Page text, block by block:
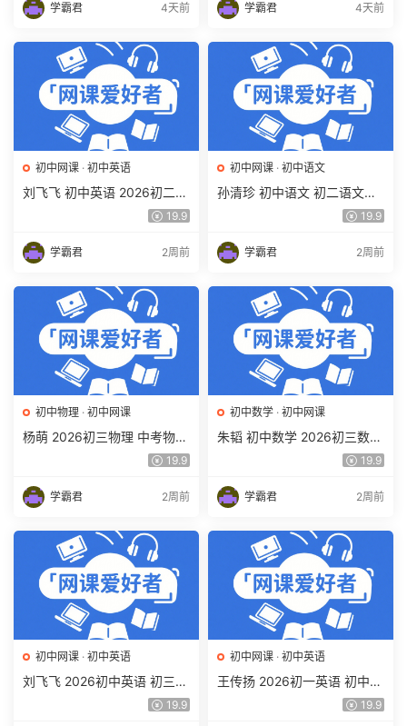
学霸君 4天前 学霸君 4天前
初中网课 · 初中英语
刘飞飞 初中英语 2026初二英
语读写素养培训班（秋上秋下
19.9
学霸君 2周前
初中网课 · 初中语文
孙清珍 初中语文 初二语文读
写素养培训班（秋上秋下·全19.9
学霸君 2周前
初中物理 · 初中网课
杨萌 2026初三物理 中考物理
培训班 秋上秋下·全国版·S 百
19.9
学霸君 2周前
初中数学 · 初中网课
朱韬 初中数学 2026初三数学
中考数学培训班（秋上秋下·19.9
学霸君 2周前
初中网课 · 初中英语
刘飞飞 2026初中英语 初三英
语培训班（秋上秋下·全国版·
19.9
初中网课 · 初中英语
王传扬 2026初一英语 初中英
语春上 双语素养自主学习·TY·
19.9